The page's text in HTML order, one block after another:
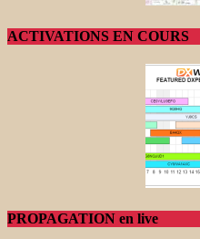
ACTIVATIONS EN COURS
PROPAGATION en live